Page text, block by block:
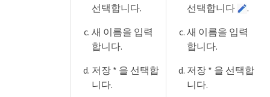
선택합니다.
새 이름을 입력
합니다.
저장 * 을 선택합
니다.
선택합니다
.
새 이름을 입력
합니다.
저장 * 을 선택합
니다.